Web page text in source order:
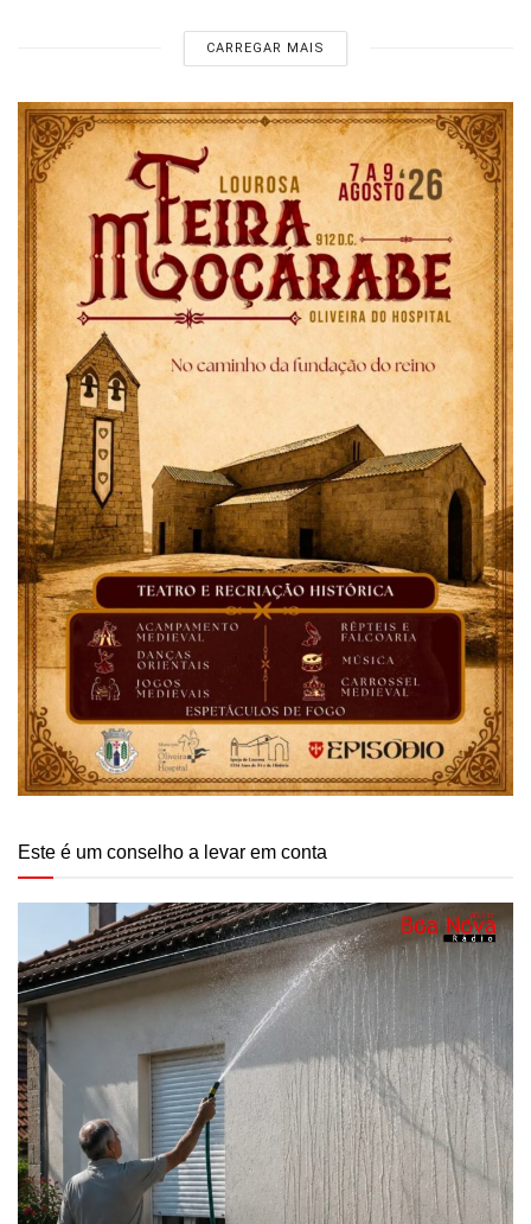
CARREGAR MAIS
Este é um conselho a levar em conta